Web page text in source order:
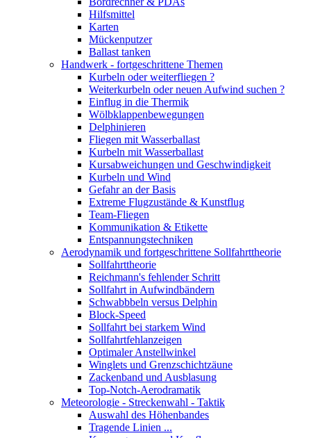
Hilfsmittel
Karten
Mückenputzer
Ballast tanken
Handwerk - fortgeschrittene Themen
Kurbeln oder weiterfliegen ?
Weiterkurbeln oder neuen Aufwind suchen ?
Einflug in die Thermik
Wölbklappenbewegungen
Delphinieren
Fliegen mit Wasserballast
Kurbeln mit Wasserballast
Kursabweichungen und Geschwindigkeit
Kurbeln und Wind
Gefahr an der Basis
Extreme Flugzustände & Kunstflug
Team-Fliegen
Kommunikation & Etikette
Entspannungstechniken
Aerodynamik und fortgeschrittene Sollfahrttheorie
Sollfahrttheorie
Reichmann's fehlender Schritt
Sollfahrt in Aufwindbändern
Schwabbbeln versus Delphin
Block-Speed
Sollfahrt bei starkem Wind
Sollfahrtfehlanzeigen
Optimaler Anstellwinkel
Winglets und Grenzschichtzäune
Zackenband und Ausblasung
Top-Notch-Aerodramatik
Meteorologie - Streckenwahl - Taktik
Auswahl des Höhenbandes
Tragende Linien ...